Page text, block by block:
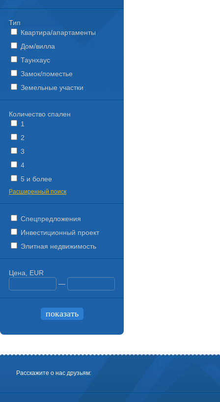
Тип
Квартира/апартаменты
Дом/вилла
Таунхаус
Замок/поместье
Земельные участки
Количество спален
1
2
3
4
5 и более
Расширенный поиск
Спецпредложения
Инвестиционный проект
Элитная недвижимость
Цена, EUR
—
Расскажите о нас друзьям: